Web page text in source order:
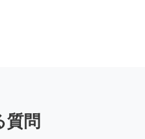
質問